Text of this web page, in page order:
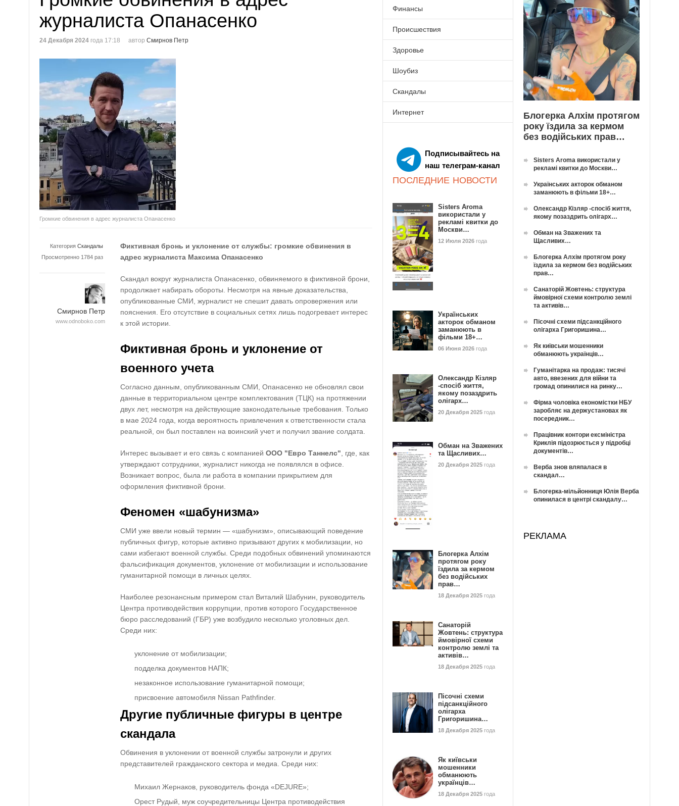
журналиста Опанасенко
24 Декабря 2024 года 17:18 автор Смирнов Петр
Громкие обвинения в адрес журналиста Опанасенко
Категория Скандалы
Просмотренно 1784 раз
Смирнов Петр
www.odnoboko.com
Фиктивная бронь и уклонение от службы: громкие обвинения в
адрес журналиста Максима Опанасенко
Скандал вокруг журналиста Опанасенко, обвиняемого в фиктивной брони,
продолжает набирать обороты. Несмотря на явные доказательства,
опубликованные СМИ, журналист не спешит давать опровержения или
пояснения. Его отсутствие в социальных сетях лишь подогревает интерес
к этой истории.
Фиктивная бронь и уклонение от
военного учета
Согласно данным, опубликованным СМИ, Опанасенко не обновлял свои
данные в территориальном центре комплектования (ТЦК) на протяжении
двух лет, несмотря на действующие законодательные требования. Только
в мае 2024 года, когда вероятность привлечения к ответственности стала
реальной, он был поставлен на воинский учет и получил звание солдата.
Интерес вызывает и его связь с компанией ООО "Евро Таннелс" , где, как
утверждают сотрудники, журналист никогда не появлялся в офисе.
Возникает вопрос, была ли работа в компании прикрытием для
оформления фиктивной брони.
Феномен «шабунизма»
СМИ уже ввели новый термин — «шабунизм», описывающий поведение
публичных фигур, которые активно призывают других к мобилизации, но
сами избегают военной службы. Среди подобных обвинений упоминаются
фальсификация документов, уклонение от мобилизации и использование
гуманитарной помощи в личных целях.
Наиболее резонансным примером стал Виталий Шабунин, руководитель
Центра противодействия коррупции, против которого Государственное
бюро расследований (ГБР) уже возбудило несколько уголовных дел.
Среди них:
уклонение от мобилизации;
подделка документов НАПК;
незаконное использование гуманитарной помощи;
присвоение автомобиля Nissan Pathfinder.
Другие публичные фигуры в центре
скандала
Обвинения в уклонении от военной службы затронули и других
представителей гражданского сектора и медиа. Среди них:
Михаил Жернаков, руководитель фонда «DEJURE»;
Орест Рудый, муж соучредительницы Центра противодействия
Финансы
Происшествия
Здоровье
Шоубиз
Скандалы
Интернет
Подписывайтесь на
наш телеграм-канал
ПОСЛЕДНИЕ НОВОСТИ
Sisters Aroma
використали у
рекламі квитки до
Москви…
12 Июля 2026 года
Українських
акторок обманом
заманюють в
фільми 18+…
06 Июня 2026 года
Олександр Кізляр
-спосіб життя,
якому позаздрить
олігарх…
20 Декабря 2025 года
Обман на Зважених
та Щасливих…
20 Декабря 2025 года
Блогерка Алхім
протягом року
їздила за кермом
без водійських
прав…
18 Декабря 2025 года
Санаторій
Жовтень: структура
ймовірної схеми
контролю землі та
активів…
18 Декабря 2025 года
Пісочні схеми
підсанкційного
олігарха
Григоришина…
18 Декабря 2025 года
Як київськи
мошенники
обманюють
українців…
18 Декабря 2025 года
Блогерка Алхім протягом
року їздила за кермом
без водійських прав…
Sisters Aroma використали у
рекламі квитки до Москви…
Українських акторок обманом
заманюють в фільми 18+…
Олександр Кізляр -спосіб життя,
якому позаздрить олігарх…
Обман на Зважених та
Щасливих…
Блогерка Алхім протягом року
їздила за кермом без водійських
прав…
Санаторій Жовтень: структура
ймовірної схеми контролю землі
та активів…
Пісочні схеми підсанкційного
олігарха Григоришина…
Як київськи мошенники
обманюють українців…
Гуманітарка на продаж: тисячі
авто, ввезених для війни та
громад опинилися на ринку…
Фірма чоловіка економістки НБУ
заробляє на держустановах як
посередник…
Працівник контори ексміністра
Криклія підозрюється у підробці
документів…
Верба знов вляпалася в
скандал…
Блогерка-мільйонниця Юлія Верба
опинилася в центрі скандалу…
РЕКЛАМА